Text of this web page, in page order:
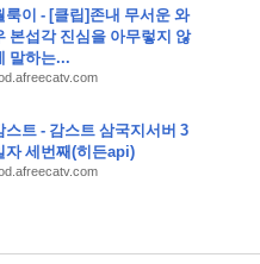
동산경매 매매
매매
룩이 - [클립]존내 무서운 와
본섭각 진심을 아무렇지 않
말하는...
스트 - 감스트 삼국지서버 3
자 세번째(히든api)